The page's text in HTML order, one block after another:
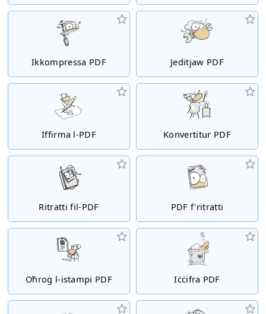
Ikkompressa PDF Jeditjaw PDF
Iffirma l-PDF Konvertitur PDF
Ritratti fil-PDF PDF f'ritratti
Oħroġ l-istampi PDF Iċċifra PDF